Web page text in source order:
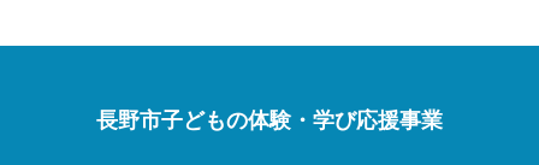
長野市子どもの体験・学び応援事業